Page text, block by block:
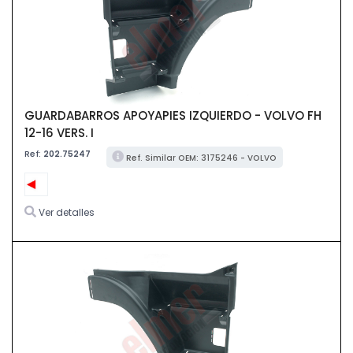
GUARDABARROS APOYAPIES IZQUIERDO - VOLVO FH
12-16 VERS. I
Ref: 202.75247 Ref. Similar OEM: 3175246 - VOLVO
Ver detalles